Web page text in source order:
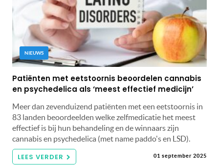
NIEUWS
Patiënten met eetstoornis beoordelen cannabis
en psychedelica als ‘meest effectief medicijn’
Meer dan zevenduizend patiënten met een eetstoornis in
83 landen beoordeelden welke zelfmedicatie het meest
effectief is bij hun behandeling en de winnaars zijn
cannabis en psychedelica (met name paddo's en LSD).
LEES VERDER 01 september 2025